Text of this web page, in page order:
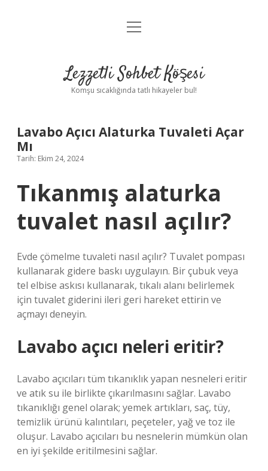
Anasayfa
Yasal Uyarı
menüyü
Lezzetli Sohbet Köşesi
Komşu sıcaklığında tatlı hikayeler bul!
Lavabo Açıcı Alaturka Tuvaleti Açar
Mı
Tarih: Ekim 24, 2024
Tıkanmış alaturka
tuvalet nasıl açılır?
Evde çömelme tuvaleti nasıl açılır? Tuvalet pompası
kullanarak gidere baskı uygulayın. Bir çubuk veya
tel elbise askısı kullanarak, tıkalı alanı belirlemek
için tuvalet giderini ileri geri hareket ettirin ve
açmayı deneyin.
Lavabo açıcı neleri eritir?
Lavabo açıcıları tüm tıkanıklık yapan nesneleri eritir
ve atık su ile birlikte çıkarılmasını sağlar. Lavabo
tıkanıklığı genel olarak; yemek artıkları, saç, tüy,
temizlik ürünü kalıntıları, peçeteler, yağ ve toz ile
oluşur. Lavabo açıcıları bu nesnelerin mümkün olan
en iyi şekilde eritilmesini sağlar.